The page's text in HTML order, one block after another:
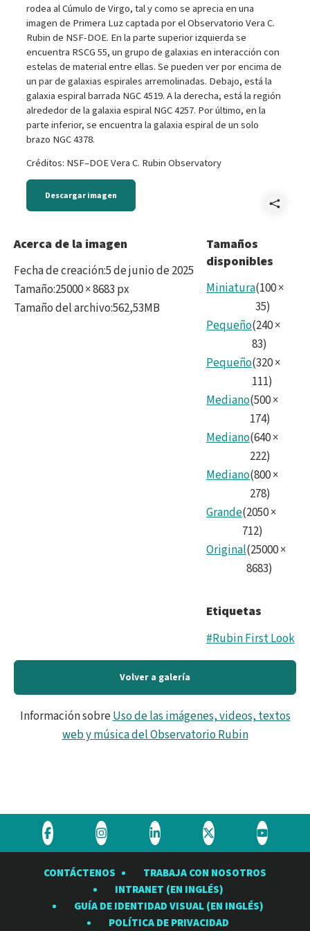
rodea al Cúmulo de Virgo, tal y como se aprecia en una
imagen de Primera Luz captada por el Observatorio Vera C.
Rubin de NSF-DOE. En la parte superior izquierda se
encuentra RSCG 55, un grupo de galaxias en interacción con
estelas de material entre ellas. Se pueden ver por encima de
un par de galaxias espirales arremolinadas. Debajo, está la
galaxia espiral barrada NGC 4519. A la derecha, está la región
alrededor de la galaxia espiral NGC 4257. Por último, en la
parte inferior, se encuentra la galaxia espiral de un solo
brazo NGC 4378.
Créditos: NSF–DOE Vera C. Rubin Observatory
Descargar imagen
Acerca de la imagen
Fecha de creación:5 de junio de 2025
Tamaño:25000 × 8683 px
Tamaño del archivo:562,53MB
Tamaños
disponibles
Miniatura(100×
35)
Pequeño(240×
83)
Pequeño(320×
111)
Mediano(500×
174)
Mediano(640×
222)
Mediano(800×
278)
Grande(2050×
712)
Original(25000×
8683)
Etiquetas
#Rubin First Look
Volver a galería
Información sobreUso de las imágenes, videos, textos
web y música del Observatorio Rubin
Visite
Observatorio
Visite
Observatorio
Rubin
en
Visite
Observatorio
Rubin
en
Visite
Observatorio
Rubin
en
Visite
Rubin
en
CONTÁCTENOS
TRABAJA CON NOSOTROS
INTRANET (EN INGLÉS)
GUÍA DE IDENTIDAD VISUAL (EN INGLÉS)
POLÍTICA DE PRIVACIDAD